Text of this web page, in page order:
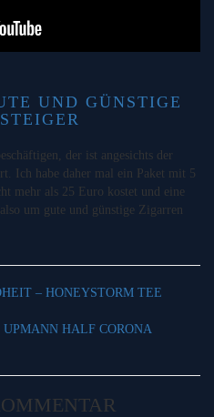
UND GÜNSTIGE
der ist angesichts der
Ich habe daher mal ein Paket mit 5
mehr als 25 Euro kostet und eine
um gute und günstige Zigarren
– HONEYSTORM TEE
HALF CORONA